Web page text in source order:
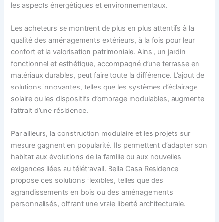
les aspects énergétiques et environnementaux.
Les acheteurs se montrent de plus en plus attentifs à la
qualité des aménagements extérieurs, à la fois pour leur
confort et la valorisation patrimoniale. Ainsi, un jardin
fonctionnel et esthétique, accompagné d’une terrasse en
matériaux durables, peut faire toute la différence. L’ajout de
solutions innovantes, telles que les systèmes d’éclairage
solaire ou les dispositifs d’ombrage modulables, augmente
l’attrait d’une résidence.
Par ailleurs, la construction modulaire et les projets sur
mesure gagnent en popularité. Ils permettent d’adapter son
habitat aux évolutions de la famille ou aux nouvelles
exigences liées au télétravail. Bella Casa Residence
propose des solutions flexibles, telles que des
agrandissements en bois ou des aménagements
personnalisés, offrant une vraie liberté architecturale.